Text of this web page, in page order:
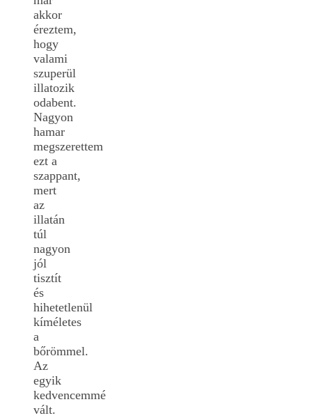
akkor
éreztem,
hogy
valami
szuperül
illatozik
odabent.
Nagyon
hamar
megszerettem
ezt a
szappant,
mert
az
illatán
túl
nagyon
jól
tisztít
és
hihetetlenül
kíméletes
a
bőrömmel.
Az
egyik
kedvencemmé
vált.